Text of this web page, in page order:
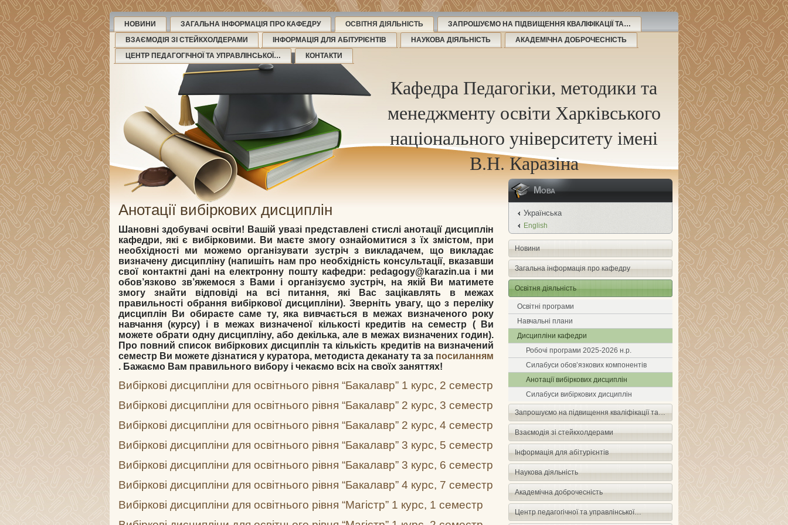
НОВИНИ ЗАГАЛЬНА ІНФОРМАЦІЯ ПРО КАФЕДРУ ОСВІТНЯ ДІЯЛЬНІСТЬ
ЗАПРОШУЄМО НА ПІДВИЩЕННЯ КВАЛІФІКАЦІЇ ТА…
ВЗАЄМОДІЯ ЗІ СТЕЙКХОЛДЕРАМИ
ІНФОРМАЦІЯ ДЛЯ АБІТУРІЄНТІВ НАУКОВА ДІЯЛЬНІСТЬ
АКАДЕМІЧНА ДОБРОЧЕСНІСТЬ
ЦЕНТР ПЕДАГОГІЧНОЇ ТА УПРАВЛІНСЬКОЇ…
КОНТАКТИ
Кафедра Педагогіки, методики та
менеджменту освіти Харківського
національного університету імені
В.Н. Каразіна
Анотації вибіркових дисциплін
Шановні здобувачі освіти! Вашій увазі представлені стислі анотації дисциплін
кафедри, які є вибірковими. Ви маєте змогу ознайомитися з їх змістом, при
необхідності ми можемо організувати зустріч з викладачем, що викладає
визначену дисципліну (напишіть нам про необхідність консультації, вказавши
свої контактні дані на електронну пошту кафедри: pedagogy@karazin.ua і ми
обов’язково зв’яжемося з Вами і організуємо зустріч, на якій Ви матимете
змогу знайти відповіді на всі питання, які Вас зацікавлять в межах
правильності обрання вибіркової дисципліни). Зверніть увагу, що з переліку
дисциплін Ви обираєте саме ту, яка вивчається в межах визначеного року
навчання (курсу) і в межах визначеної кількості кредитів на семестр ( Ви
можете обрати одну дисципліну, або декілька, але в межах визначених годин).
Про повний список вибіркових дисциплін та кількість кредитів на визначений
семестр Ви можете дізнатися у куратора, методиста деканату та за посиланням
. Бажаємо Вам правильного вибору і чекаємо всіх на своїх заняттях!
Вибіркові дисципліни для освітнього рівня “Бакалавр” 1 курс, 2 семестр
Вибіркові дисципліни для освітнього рівня “Бакалавр” 2 курс, 3 семестр
Вибіркові дисципліни для освітнього рівня “Бакалавр” 2 курс, 4 семестр
Вибіркові дисципліни для освітнього рівня “Бакалавр” 3 курс, 5 семестр
Вибіркові дисципліни для освітнього рівня “Бакалавр” 3 курс, 6 семестр
Вибіркові дисципліни для освітнього рівня “Бакалавр” 4 курс, 7 семестр
Вибіркові дисципліни для освітнього рівня “Магістр” 1 курс, 1 семестр
Мова
Українська
English
Новини
Загальна інформація про кафедру
Освітня діяльність
Освітні програми
Навчальні плани
Дисципліни кафедри
Робочі програми 2025-2026 н.р.
Силабуси обов’язкових компонентів
Анотації вибіркових дисциплін
Силабуси вибіркових дисциплін
Запрошуємо на підвищення кваліфікації та…
Взаємодія зі стейкхолдерами
Інформація для абітурієнтів
Наукова діяльність
Академічна доброчесність
Центр педагогічної та управлінської…